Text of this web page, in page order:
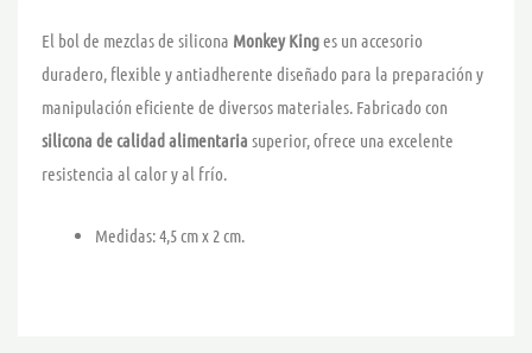
El bol de mezclas de silicona Monkey Kinges un accesorio
duradero, flexible y antiadherente diseñado para la preparación y
manipulación eficiente de diversos materiales. Fabricado con
silicona de calidad alimentaria superior, ofrece una excelente
resistencia al calor y al frío.
Medidas: 4,5 cm x 2 cm.